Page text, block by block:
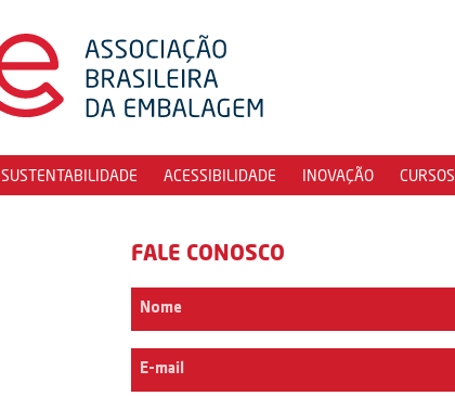
SUSTENTABILIDADE ACESSIBILIDADE INOVAÇÃO CURSOS
FALE CONOSCO